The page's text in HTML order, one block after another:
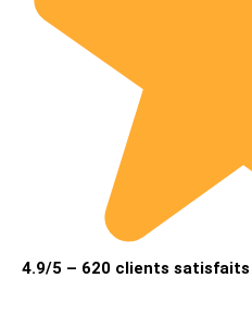
4.9/5 – 620 clients satisfaits